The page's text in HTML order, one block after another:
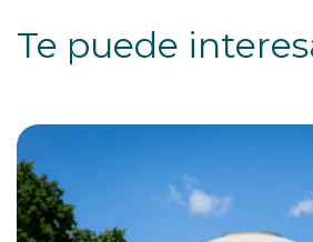
Te puede